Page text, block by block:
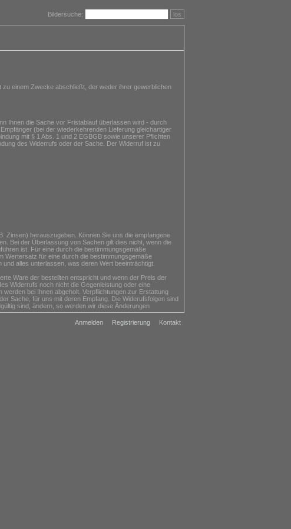
Bildersuche: los
Anmelden Registrierung Kontakt
einem Zwecke abschließt, der weder ihrer gewerblichen
Ihnen die Sache vor Fristablauf überlassen wird - durch
(bei der wiederkehrenden Lieferung gleichartiger
mit § 1 Abs. 1 und 2 EGBGB sowie unserer Pflichten
des Widerrufs oder der Sache. Der Widerruf ist zu
Zinsen) herauszugeben. Können Sie uns die empfangene
Bei der Überlassung von Sachen gilt dies nicht, wenn die
ist. Für eine durch die bestimmungsgemäße
Wertersatz für eine durch die bestimmungsgemäße
alles unterlassen, was deren Wert beeinträchtigt.
Ware der bestellten entspricht und wenn der Preis der
Widerrufs noch nicht die Gegenleistung oder eine
bei Ihnen abgeholt. Verpflichtungen zur Erstattung
Sache, für uns mit deren Empfang. Die Widerufsfolgen sind
sind, ändern, so werden wir diese Änderungen